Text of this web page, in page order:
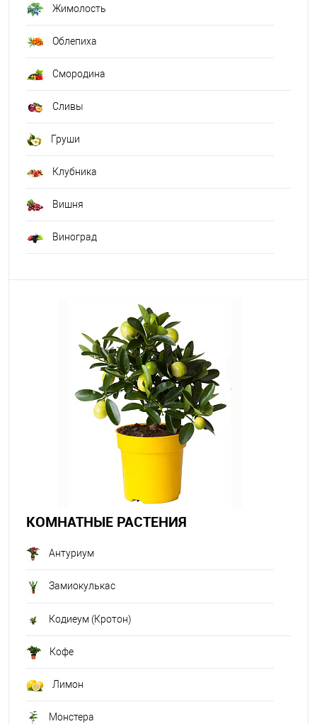
Жимолость
Облепиха
Смородина
Сливы
Груши
Клубника
Вишня
Виноград
КОМНАТНЫЕ РАСТЕНИЯ
Антуриум
Замиокулькас
Кодиеум (Кротон)
Кофе
Лимон
Монстера